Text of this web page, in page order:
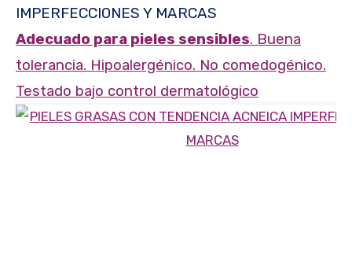
IMPERFECCIONES Y MARCAS
Adecuado para pieles sensibles. Buena
tolerancia. Hipoalergénico. No comedogénico.
Testado bajo control dermatológico